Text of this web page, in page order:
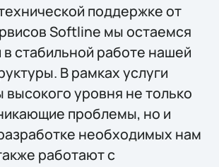
поддержке от
Softline мы остаемся
стабильной работе нашей
В рамках услуги
высокого уровня не только
проблемы, но и
необходимых нам
работают с